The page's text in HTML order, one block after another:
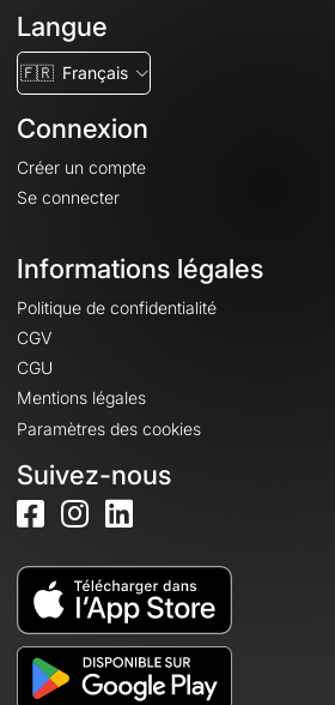
Langue
🇫🇷 Français
Connexion
Créer un compte
Se connecter
Informations légales
Politique de confidentialité
CGV
CGU
Mentions légales
Paramètres des cookies
Suivez-nous